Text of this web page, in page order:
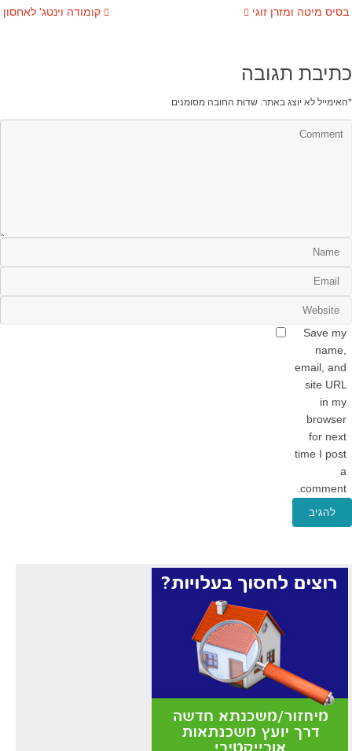
קומודה וינטג' לאחסון בסיס מיטה ומזרן זוגי
כתיבת תגובה
האימייל לא יוצג באתר. שדות החובה מסומנים *
Save my
name,
email, and
site URL
in my
browser
for next
time I post
a
comment.